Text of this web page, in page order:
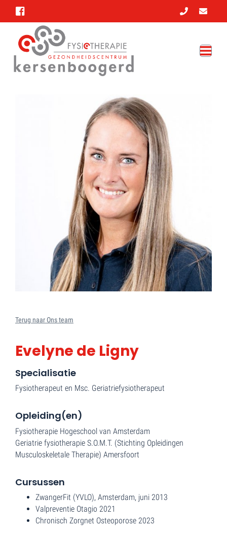
Terug naar Ons team
Evelyne de Ligny
Specialisatie
Fysiotherapeut en Msc. Geriatriefysiotherapeut
Opleiding(en)
Fysiotherapie Hogeschool van Amsterdam
Geriatrie fysiotherapie S.O.M.T. (Stichting Opleidingen
Musculoskeletale Therapie) Amersfoort
Cursussen
ZwangerFit (YVLO), Amsterdam, juni 2013
Valpreventie Otagio 2021
Chronisch Zorgnet Osteoporose 2023